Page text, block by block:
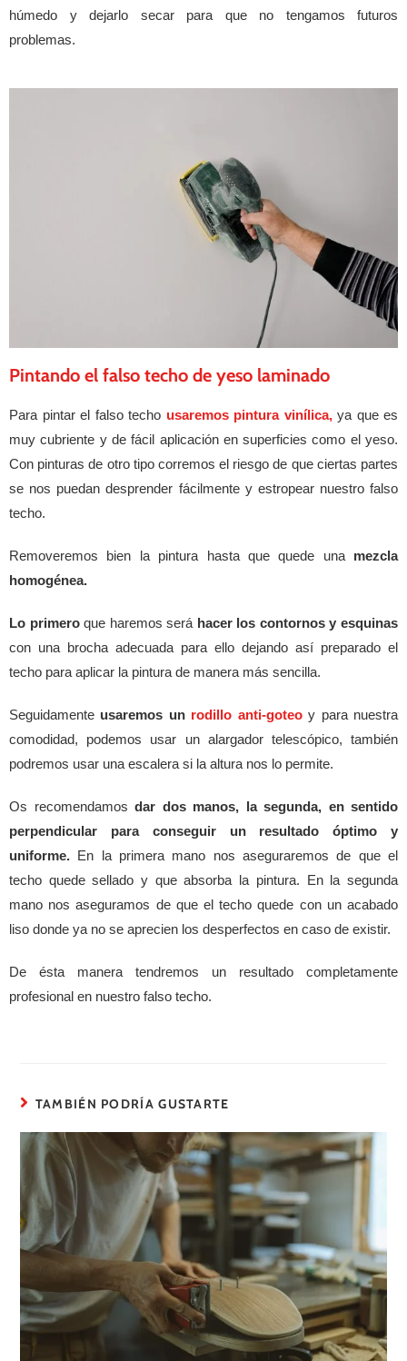
húmedo y dejarlo secar para que no tengamos futuros
problemas.
Pintando el falso techo de yeso laminado
Para pintar el falso techo usaremos pintura vinílica,ya que es
muy cubriente y de fácil aplicación en superficies como el yeso.
Con pinturas de otro tipo corremos el riesgo de que ciertas partes
se nos puedan desprender fácilmente y estropear nuestro falso
techo.
Removeremos bien la pintura hasta que quede una mezcla
homogénea.
Lo primeroque haremos será hacer los contornos y esquinas
con una brocha adecuada para ello dejando así preparado el
techo para aplicar la pintura de manera más sencilla.
Seguidamente usaremos un rodillo anti-goteoy para nuestra
comodidad, podemos usar un alargador telescópico, también
podremos usar una escalera si la altura nos lo permite.
Os recomendamos dar dos manos, la segunda, en sentido
perpendicular para conseguir un resultado óptimo y
uniforme. En la primera mano nos aseguraremos de que el
techo quede sellado y que absorba la pintura. En la segunda
mano nos aseguramos de que el techo quede con un acabado
liso donde ya no se aprecien los desperfectos en caso de existir.
De ésta manera tendremos un resultado completamente
profesional en nuestro falso techo.
TAMBIÉN PODRÍA GUSTARTE